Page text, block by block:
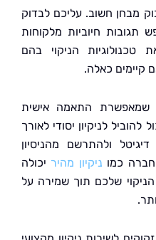
חשוב. עליכם לבדוק
מלקוחות
הניקוי בהם
כאלה.
התאמה אישית
יסודי לאורך
מהניסיון
ניקיון מהיריכולה
תוך שמירה על